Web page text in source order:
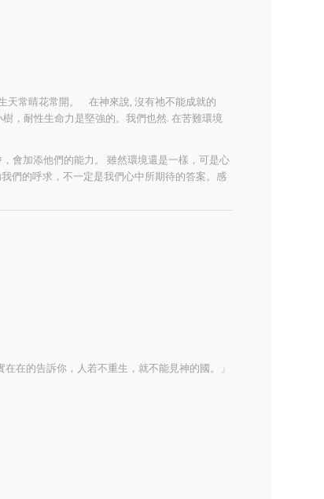
天常晴花常開。 在神來說, 沒有祂不能成就的
，耐性生命力是堅強的。我們也然. 在苦難環境
會加添他們的能力。 雖然環境還是一樣，可是心
們的呼求，不一定是我們心中所期待的答案。感
在的告訴你，人若不重生，就不能見神的國。」